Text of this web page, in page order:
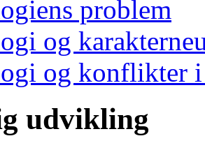
problem
og
og konflikter
udvikling